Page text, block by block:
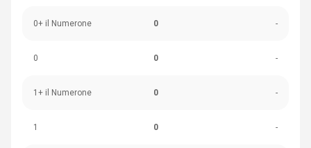
0+ il Numerone 0 -
0 0 -
1+ il Numerone 0 -
1 0 -